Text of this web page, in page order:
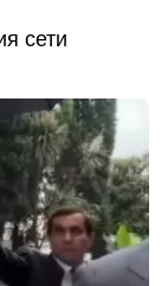
сети